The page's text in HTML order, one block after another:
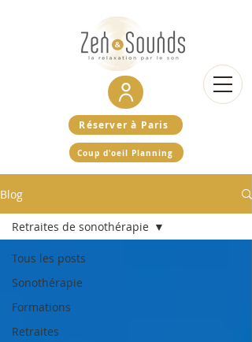
Réserver à Paris
Coup d'oeil Planning
Blog
Tous les posts
Sonothérapie
Formations
Retraites
Retraites de sonothérapie